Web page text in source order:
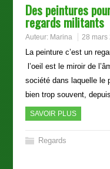
Des peintures
regards militants
Auteur: Marina 28 mars
La peinture c’est un
l’oeil est le miroir de
société dans laquelle le
bien trop souvent,
SAVOIR PLUS
Regards